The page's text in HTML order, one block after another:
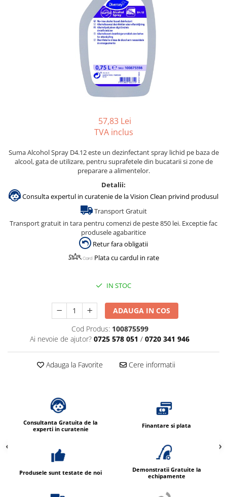
Gama de cosmetice hoteliere
Gama de cosmetice hoteliere Sense
57,83 Lei
TVA inclus
Suma Alcohol Spray D4.12 este un dezinfectant spray lichid pe baza de
alcool, gata de utilizare, pentru suprafetele din bucatarii si zone de
preparare a alimentelor.
Detalii:
Consulta expertul in curatenie de la Vision Clean privind produsul
Transport Gratuit
Transport gratuit in tara pentru comenzi de peste 850 lei. Exceptie fac
produsele agabaritice
Retur fara obligatii
Plata cu cardul in rate
IN STOC
ADAUGA IN COS
Cod Produs: 100875599
Ai nevoie de ajutor? 0725 578 051 / 0720 341 946
Adauga la Favorite Cere informatii
Consultanta Gratuita de la
experti in curatenie
Finantare si plata
Produsele sunt testate de noi
Demonstratii Gratuite la
echipamente